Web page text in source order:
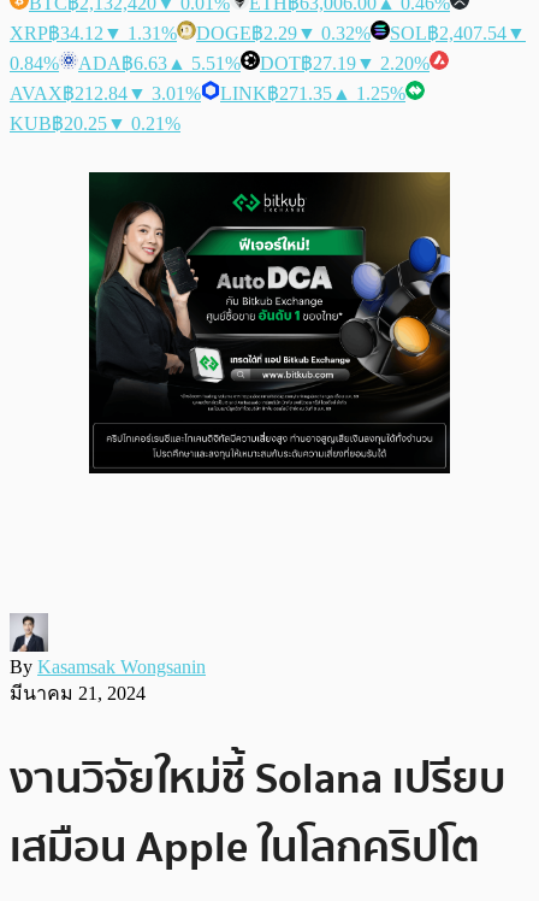
XRP฿34.12 ▼ 1.31% DOGE฿2.29▼ 0.32% SOL฿2,407.54▼
0.84%
ADA฿6.63 ▲ 5.51% DOT฿27.19▼ 2.20%
AVAX฿212.84▼ 3.01% LINK฿271.35 ▲ 1.25%
KUB฿20.25▼ 0.21%
By Kasamsak Wongsanin
มีนาคม 21, 2024
งานวิจัยใหม่ชี้ Solana เปรียบ
เสมือน Apple ในโลกคริปโต